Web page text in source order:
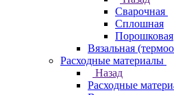
Сварочная
Сплошная
Порошковая
Вязальная
Расходные материалы
Назад
Расходные